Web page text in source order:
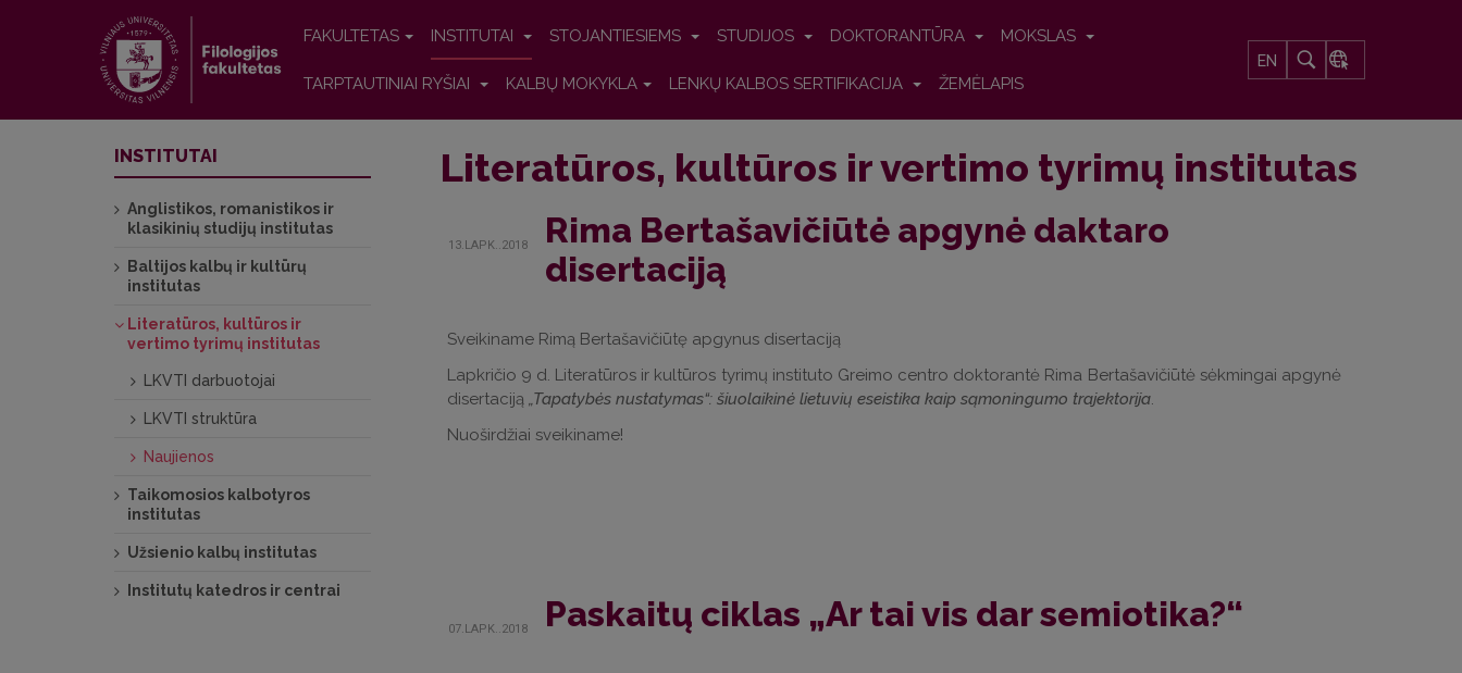
FAKULTETAS INSTITUTAI STOJANTIESIEMS STUDIJOS DOKTORANTŪRA MOKSLAS
TARPTAUTINIAI RYŠIAI KALBŲ MOKYKLA LENKŲ KALBOS SERTIFIKACIJA ŽEMĖLAPIS
EN
Literatūros, kultūros ir vertimo tyrimų institutas
13.LAPK..2018
Rima Bertašavičiūtė apgynė daktaro
disertaciją
Sveikiname Rimą Bertašavičiūtę apgynus disertaciją
Lapkričio 9 d. Literatūros ir kultūros tyrimų instituto Greimo centro doktorantė Rima Bertašavičiūtė sėkmingai apgynė
disertaciją „Tapatybės nustatymas“: šiuolaikinė lietuvių eseistika kaip sąmoningumo trajektorija.
Nuoširdžiai sveikiname!
07.LAPK..2018 Paskaitų ciklas „Ar tai vis dar semiotika?“
INSTITUTAI
Anglistikos, romanistikos ir
klasikinių studijų institutas
Baltijos kalbų ir kultūrų
institutas
Literatūros, kultūros ir
vertimo tyrimų institutas
LKVTI darbuotojai
LKVTI struktūra
Naujienos
Taikomosios kalbotyros
institutas
Užsienio kalbų institutas
Institutų katedros ir centrai